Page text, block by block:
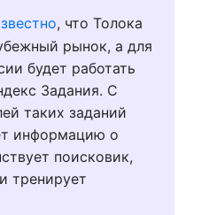
, что Толока
рынок, а для
будет работать
Задания. С
таких заданий
информацию о
поисковик,
тренирует